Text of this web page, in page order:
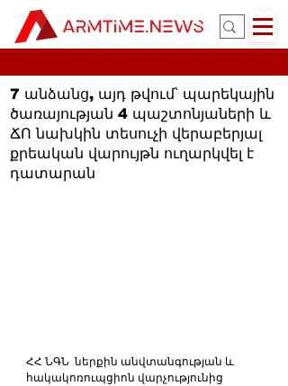
7 անձանց, այդ թվում՝ պարեկային
ծառայության 4 պաշտոնյաների և
ՃՈ նախկին տեսուչի վերաբերյալ
քրեական վարույթն ուղարկվել է
դատարան
ՀՀ ՆԳՆ  ներքին անվտանգության և
հակակոռուպցիոն վարչությունից